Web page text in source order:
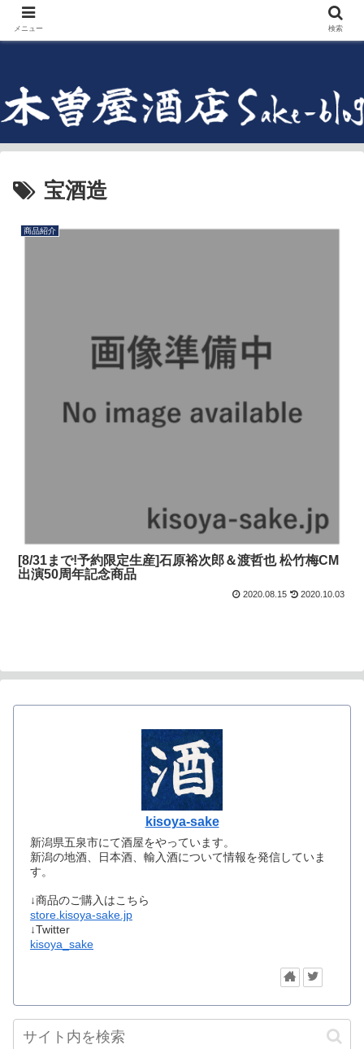
宝酒造
商品紹介
[8/31まで!予約限定生産]石原裕次郎＆渡哲也 松竹梅CM
出演50周年記念商品
2020.08.15 2020.10.03
kisoya-sake
新潟県五泉市にて酒屋をやっています。
新潟の地酒、日本酒、輸入酒について情報を発信していま
す。
↓商品のご購入はこちら
store.kisoya-sake.jp
↓Twitter
kisoya_sake
メニュー 検索